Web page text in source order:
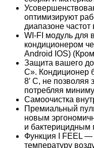
оптимизируют
диапазоне
WI-FI модуль для
кондиционером
Android IOS)
Защита вашего
С». Кондиционер
8′ С, не позволяя
потребляя
Самоочистка
Премиальный
новым
и бактерицидным
Функция I FEEL —
температуру